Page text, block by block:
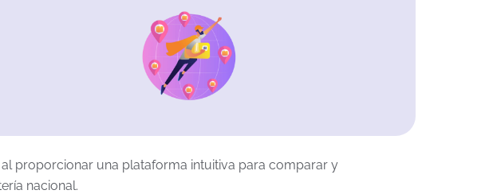
proporcionar una plataforma intuitiva para comparar y
nacional.